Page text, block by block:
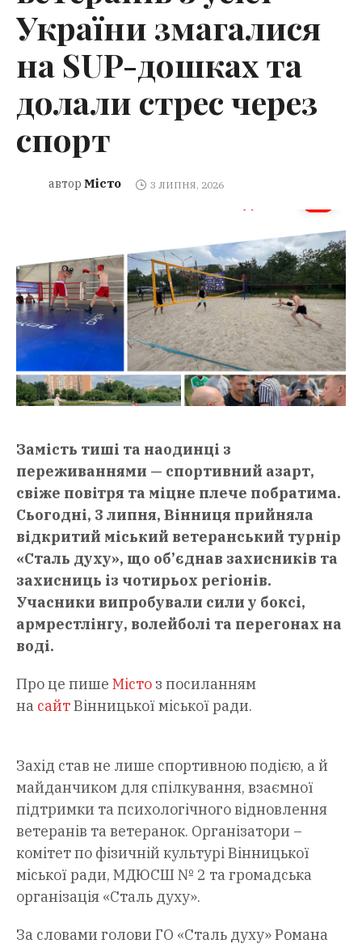
України змагалися
на SUP-дошках та
долали стрес через
спорт
автор Місто 3 ЛИПНЯ, 2026
Замість тиші та наодинці з
переживаннями — спортивний азарт,
свіже повітря та міцне плече побратима.
Сьогодні, 3 липня, Вінниця прийняла
відкритий міський ветеранський турнір
«Сталь духу», що об’єднав захисників та
захисниць із чотирьох регіонів.
Учасники випробували сили у боксі,
армрестлінгу, волейболі та перегонах на
воді.
Про це пише Місто з посиланням
на сайтВінницької міської ради.
Захід став не лише спортивною подією, а й
майданчиком для спілкування, взаємної
підтримки та психологічного відновлення
ветеранів та ветеранок. Організатори –
комітет по фізичній культурі Вінницької
міської ради, МДЮСШ № 2 та громадська
організація «Сталь духу».
За словами голови ГО «Сталь духу» Романа